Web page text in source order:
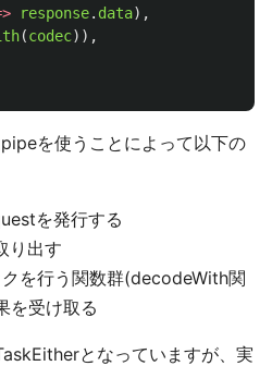
response. data),
(codec)),
を使うことによって以下の
を発行する
り出す
を行う関数群(decodeWith関
を受け取る
となっていますが、実